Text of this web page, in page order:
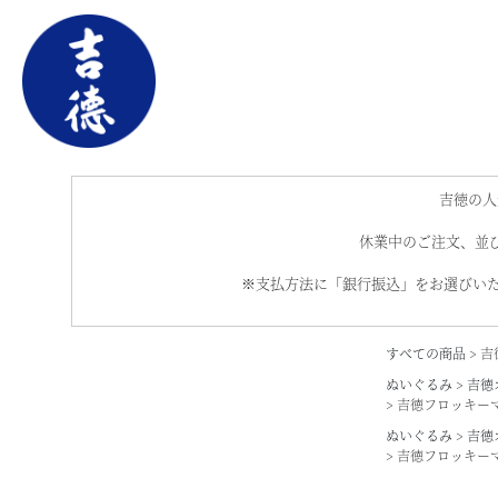
吉徳の
休業中のご注文、並
※支払方法に「銀行振込」をお選びい
すべての商品
吉
ぬいぐるみ
吉徳
吉徳フロッキ
ぬいぐるみ
吉徳
吉徳フロッキ